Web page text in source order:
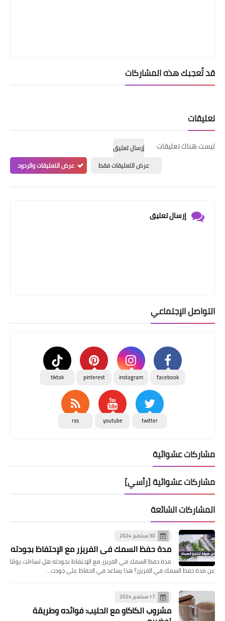
قد تُعجبك هذه المشاركات
تعليقات
ليست هناك تعليقات
إرسال تعليق
عرض التعليقات فقط
عرض التعليقات والردود
إرسال تعليق
التواصل الإجتماعي
facebook
instagram
pinterest
tiktok
twitter
youtube
rss
مشاركات عشوائية
مشاركات عشوائية [رأسي]
المشاركات الشائعة
30 سبتمبر 2024
مدة حفظ السمك في الفريزر مع الإحتفاظ بجودته
مدة حفظ السمك في الفريزر مع الإحتفاظ بجودته هل تساءلت يومًا
عن مدة حفظ السمك في الفريزر؟ هذا يساعد في الحفاظ على جودت…
17 سبتمبر 2024
مشروب الكاكاو مع الحليب: فوائده وطريقة